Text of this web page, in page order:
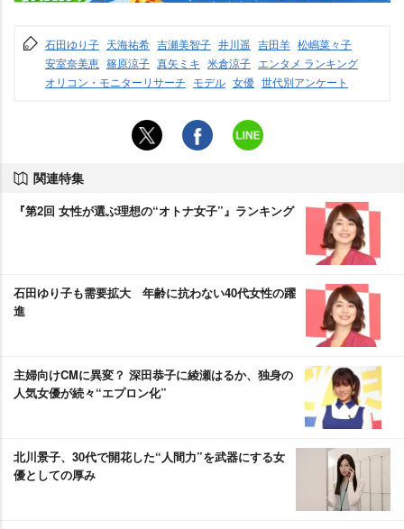
石田ゆり子 天海祐希 吉瀬美智子 井川遥 吉田羊 松嶋菜々子
安室奈美恵 篠原涼子 真矢ミキ 米倉涼子 エンタメ ランキング
オリコン・モニターリサーチ モデル 女優 世代別アンケート
関連特集
『第2回 女性が選ぶ理想の“オトナ女子”』ランキング
石田ゆり子も需要拡大 年齢に抗わない40代女性の躍
進
主婦向けCMに異変？ 深田恭子に綾瀬はるか、独身の
人気女優が続々“エプロン化”
北川景子、30代で開花した“人間力”を武器にする女
優としての厚み